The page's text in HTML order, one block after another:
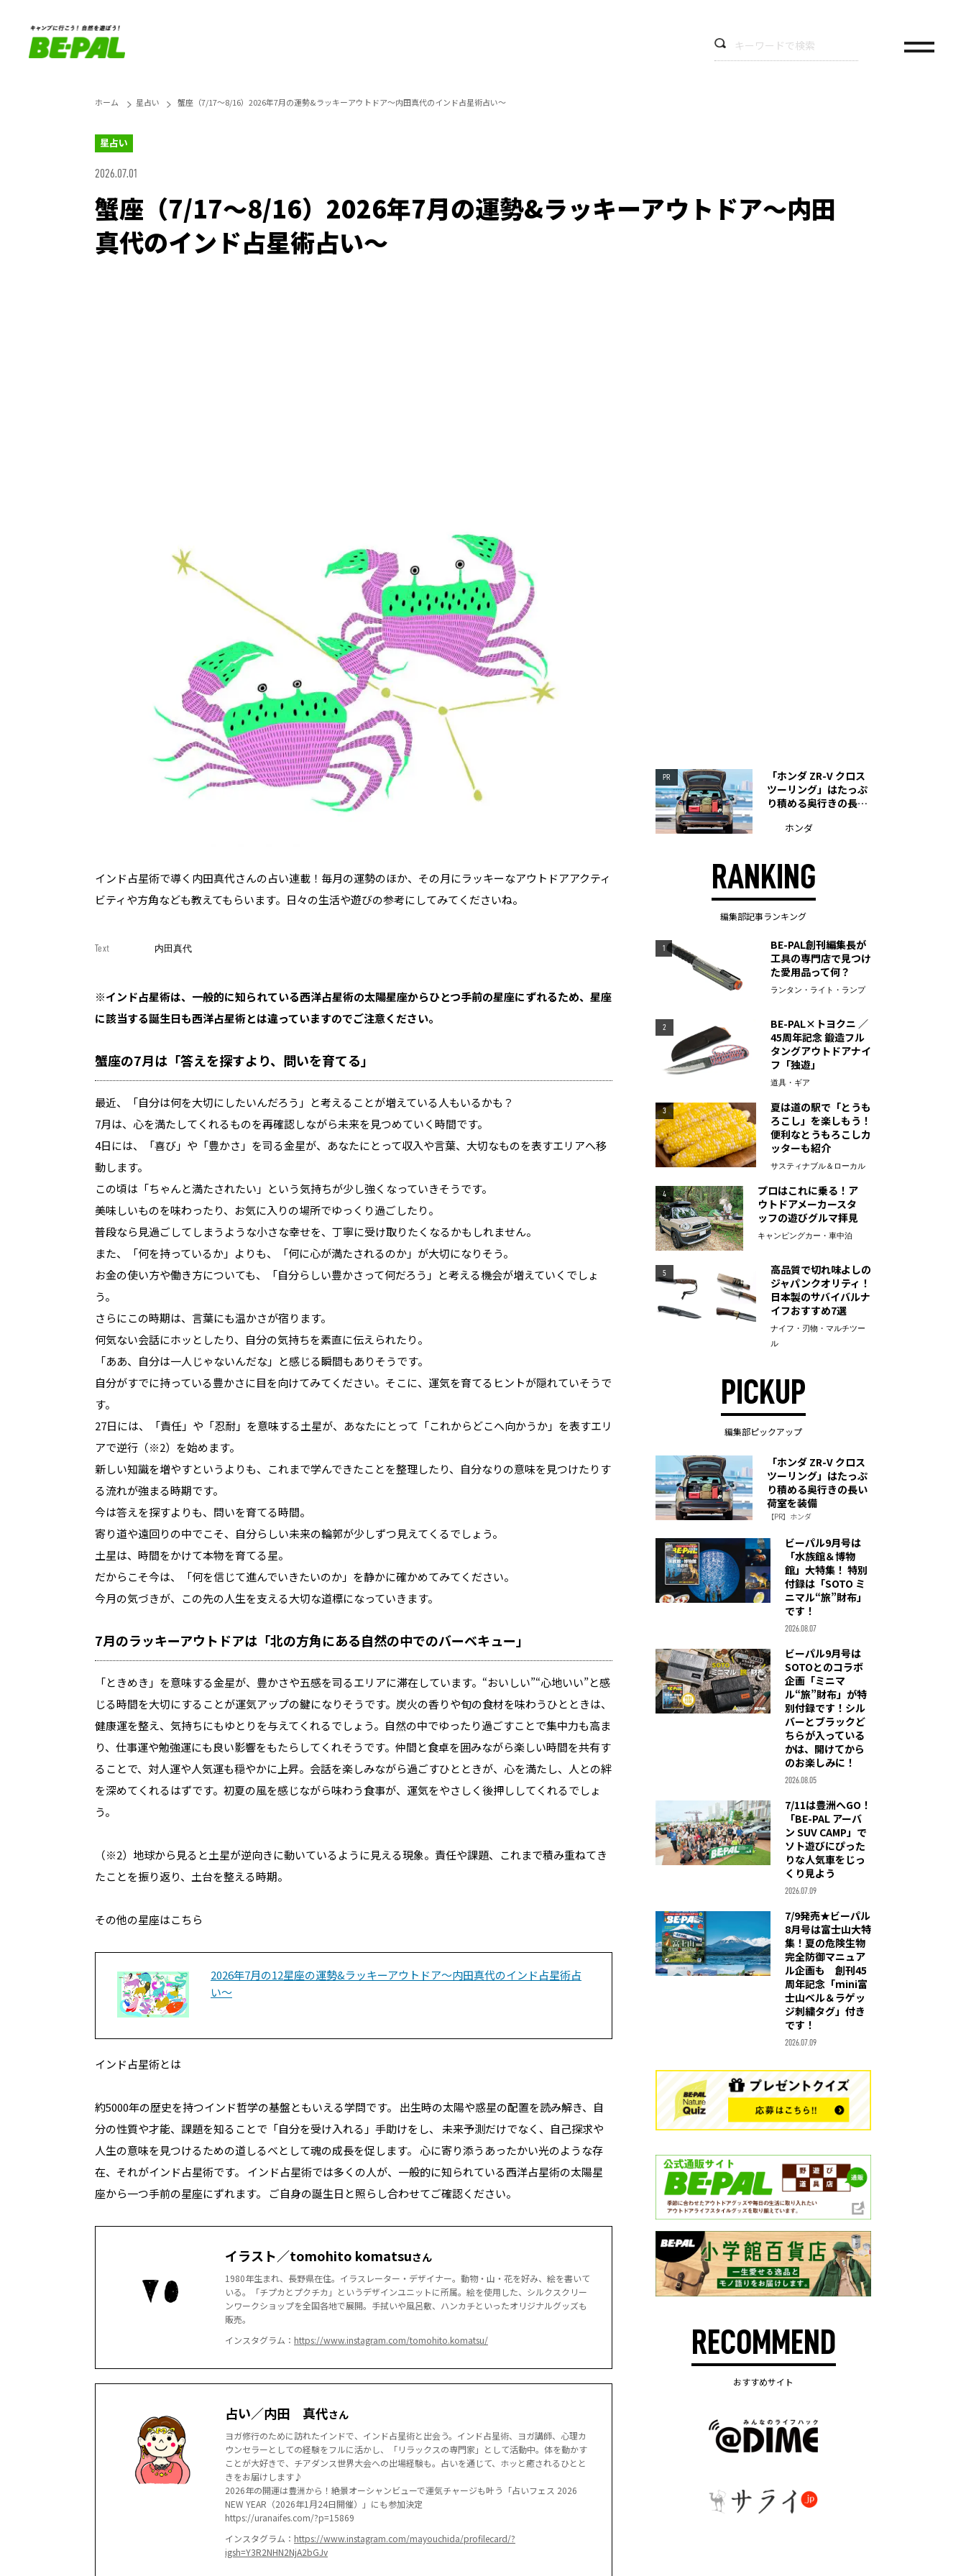
ホーム 星占い 蟹座（7/17～8/16）2026年7月の運勢&ラッキーアウトドア～内田真代のインド占星術占い～
星占い
2026.07.01
蟹座（7/17～8/16）2026年7月の運勢&ラッキーアウトドア～内田
真代のインド占星術占い～
インド占星術で導く内田真代さんの占い連載！毎月の運勢のほか、その月にラッキーなアウトドアアクティ
ビティや方角なども教えてもらいます。日々の生活や遊びの参考にしてみてくださいね。
Text 内田真代
※インド占星術は、一般的に知られている西洋占星術の太陽星座からひとつ手前の星座にずれるため、星座
に該当する誕生日も西洋占星術とは違っていますのでご注意ください。
蟹座の7月は「答えを探すより、問いを育てる」
最近、「自分は何を大切にしたいんだろう」と考えることが増えている人もいるかも？
7月は、心を満たしてくれるものを再確認しながら未来を見つめていく時間です。
4日には、「喜び」や「豊かさ」を司る金星が、あなたにとって収入や言葉、大切なものを表すエリアへ移
動します。
この頃は「ちゃんと満たされたい」という気持ちが少し強くなっていきそうです。
美味しいものを味わったり、お気に入りの場所でゆっくり過ごしたり。
普段なら見過ごしてしまうような小さな幸せを、丁寧に受け取りたくなるかもしれません。
また、「何を持っているか」よりも、「何に心が満たされるのか」が大切になりそう。
お金の使い方や働き方についても、「自分らしい豊かさって何だろう」と考える機会が増えていくでしょ
う。
さらにこの時期は、言葉にも温かさが宿ります。
何気ない会話にホッとしたり、自分の気持ちを素直に伝えられたり。
「ああ、自分は一人じゃないんだな」と感じる瞬間もありそうです。
自分がすでに持っている豊かさに目を向けてみてください。そこに、運気を育てるヒントが隠れていそうで
す。
27日には、「責任」や「忍耐」を意味する土星が、あなたにとって「これからどこへ向かうか」を表すエリ
アで逆行（※2）を始めます。
新しい知識を増やすというよりも、これまで学んできたことを整理したり、自分なりの意味を見つけたりす
る流れが強まる時期です。
今は答えを探すよりも、問いを育てる時間。
寄り道や遠回りの中でこそ、自分らしい未来の輪郭が少しずつ見えてくるでしょう。
土星は、時間をかけて本物を育てる星。
だからこそ今は、「何を信じて進んでいきたいのか」を静かに確かめてみてください。
今月の気づきが、この先の人生を支える大切な道標になっていきます。
7月のラッキーアウトドアは「北の方角にある自然の中でのバーベキュー」
「ときめき」を意味する金星が、豊かさや五感を司るエリアに滞在しています。“おいしい”“心地いい”と感
じる時間を大切にすることが運気アップの鍵になりそうです。炭火の香りや旬の食材を味わうひとときは、
健康運を整え、気持ちにもゆとりを与えてくれるでしょう。自然の中でゆったり過ごすことで集中力も高ま
り、仕事運や勉強運にも良い影響をもたらしてくれそうです。仲間と食卓を囲みながら楽しい時間を共有す
ることで、対人運や人気運も穏やかに上昇。会話を楽しみながら過ごすひとときが、心を満たし、人との絆
を深めてくれるはずです。初夏の風を感じながら味わう食事が、運気をやさしく後押ししてくれるでしょ
う。
（※2）地球から見ると土星が逆向きに動いているように見える現象。責任や課題、これまで積み重ねてき
たことを振り返り、土台を整える時期。
その他の星座はこちら
2026年7月の12星座の運勢&ラッキーアウトドア～内田真代のインド占星術占
い～
インド占星術とは
約5000年の歴史を持つインド哲学の基盤ともいえる学問です。 出生時の太陽や惑星の配置を読み解き、自
分の性質や才能、課題を知ることで「自分を受け入れる」手助けをし、 未来予測だけでなく、自己探求や
人生の意味を見つけるための道しるべとして魂の成長を促します。 心に寄り添うあったかい光のような存
在、それがインド占星術です。 インド占星術では多くの人が、一般的に知られている西洋占星術の太陽星
座から一つ手前の星座にずれます。 ご自身の誕生日と照らし合わせてご確認ください。
イラスト／tomohito komatsuさん
1980年生まれ、長野県在住。イラスレーター・デザイナー。動物・山・花を好み、絵を書いて
いる。「チプカとプクチカ」というデザインユニットに所属。絵を使用した、シルクスクリー
ンワークショップを全国各地で展開。手拭いや風呂敷、ハンカチといったオリジナルグッズも
販売。
インスタグラム： https://www.instagram.com/tomohito.komatsu/
占い／内田 真代さん
ヨガ修行のために訪れたインドで、インド占星術と出会う。インド占星術、ヨガ講師、心理カ
ウンセラーとしての経験をフルに活かし、「リラックスの専門家」として活動中。体を動かす
ことが大好きで、チアダンス世界大会への出場経験も。占いを通じて、ホッと癒されるひとと
きをお届けします♪
2026年の開運は豊洲から！絶景オーシャンビューで運気チャージも叶う「占いフェス 2026
NEW YEAR（2026年1月24日開催）」にも参加決定
https://uranaifes.com/?p=15869
インスタグラム： https://www.instagram.com/mayouchida/profilecard/?
igsh=Y3R2NHN2NjA2bGJv
PR
「ホンダ ZR-V クロス
ツーリング」はたっぷ
り積める奥行きの長い
ホンダ
RANKING
編集部記事ランキング
1
BE-PAL創刊編集長が
工具の専門店で見つけ
た愛用品って何？
ランタン・ライト・ランプ
2
BE-PAL×トヨクニ ／
45周年記念 鍛造フル
タングアウトドアナイ
フ「独遊」
道具・ギア
3
夏は道の駅で「とうも
ろこし」を楽しもう！
便利なとうもろこしカ
ッターも紹介
サスティナブル＆ローカル
4
プロはこれに乗る！ア
ウトドアメーカースタ
ッフの遊びグルマ拝見
キャンピングカー・車中泊
5
高品質で切れ味よしの
ジャパンクオリティ！
日本製のサバイバルナ
イフおすすめ7選
ナイフ・刃物・マルチツー
ル
PICKUP
編集部ピックアップ
「ホンダ ZR-V クロス
ツーリング」はたっぷ
り積める奥行きの長い
荷室を装備
【PR】ホンダ
ビーパル9月号は
「水族館＆博物
館」大特集！ 特別
付録は「SOTO ミ
ニマル“旅”財布」
です！
2026.08.07
ビーパル9月号は
SOTOとのコラボ
企画「ミニマ
ル“旅”財布」が特
別付録です！シル
バーとブラックど
ちらが入っている
かは、開けてから
のお楽しみに！
2026.08.05
7/11は豊洲へGO！
「BE-PAL アーバ
ン SUV CAMP」で
ソト遊びにぴった
りな人気車をじっ
くり見よう
2026.07.09
7/9発売★ビーパル
8月号は富士山大特
集！夏の危険生物
完全防御マニュア
ル企画も 創刊45
周年記念「mini富
士山ベル＆ラゲッ
ジ刺繍タグ」付き
です！
2026.07.09
RECOMMEND
おすすめサイト